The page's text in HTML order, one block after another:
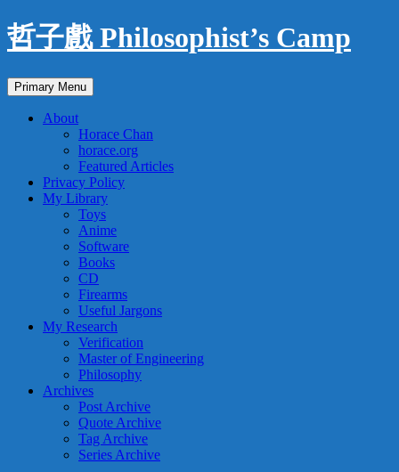
Skip
to
哲子戲 Philosophist’s Camp
Search
Primary Menu
About
Horace Chan
horace.org
Featured Articles
Privacy Policy
My Library
Toys
Anime
Software
Books
CD
Firearms
Useful Jargons
My Research
Verification
Master of Engineering
Philosophy
Archives
Post Archive
Quote Archive
Tag Archive
Series Archive